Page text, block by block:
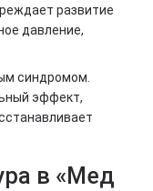
развитие
давление,
синдромом.
эффект,
в «Мед